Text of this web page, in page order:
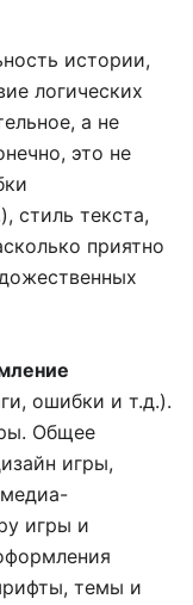
истории,
логических
а не
это не
стиль текста,
приятно
ошибки и т.д.).
Общее
игры,
игры и
темы и